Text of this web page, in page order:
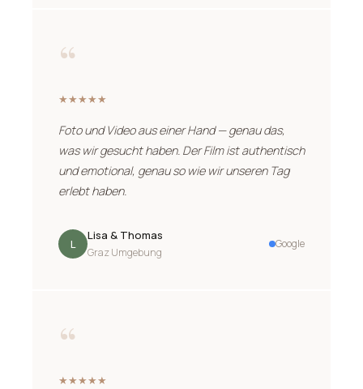
“
★★★★★
Foto und Video aus einer Hand — genau das,
was wir gesucht haben. Der Film ist authentisch
und emotional, genau so wie wir unseren Tag
erlebt haben.
L
Lisa & Thomas
Graz Umgebung
Google
“
★★★★★